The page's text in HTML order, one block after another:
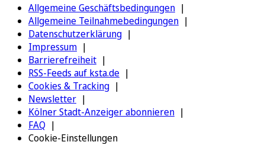
Allgemeine Geschäftsbedingungen
Allgemeine Teilnahmebedingungen
Datenschutzerklärung
Impressum
Barrierefreiheit
RSS-Feeds auf ksta.de
Cookies & Tracking
Newsletter
Kölner Stadt-Anzeiger abonnieren
FAQ
Cookie-Einstellungen